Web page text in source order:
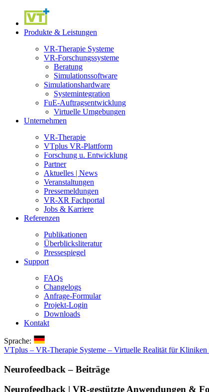
Produkte & Leistungen
VR-Therapie Systeme
VR-Forschungssysteme
Beratung
Simulationssoftware
Simulationshardware
Systemintegration
FuE-Auftragsentwicklung
Virtuelle Umgebungen
Unternehmen
VR-Therapie
VTplus VR-Plattform
Forschung u. Entwicklung
Partner
Aktuelles | News
Veranstaltungen
Pressemeldungen
VR-XR Fachportal
Jobs & Karriere
Referenzen
Publikationen
Überblicksliteratur
Pressespiegel
Support
FAQs
Changelogs
Anfrage-Formular
Projekt-Login
Downloads
Kontakt
Sprache:
VTplus – VR-Therapie Systeme – Virtuelle Realität für Kliniken
Neurofeedback – Beiträge
Neurofeedback | VR-gestützte Anwendungen &